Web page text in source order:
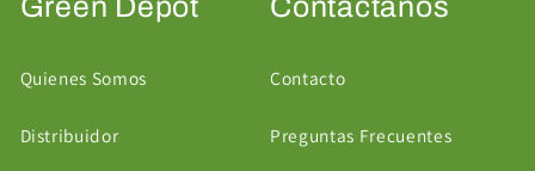
Quienes Somos
Distribuidor
Contacto
Preguntas Frecuentes